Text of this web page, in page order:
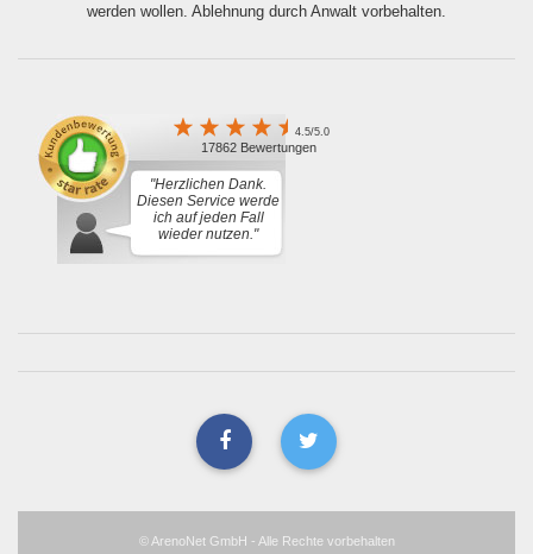
werden wollen. Ablehnung durch Anwalt vorbehalten.
4.5/5.0
17862 Bewertungen
"Herzlichen Dank.
Diesen Service werde
ich auf jeden Fall
wieder nutzen."
© ArenoNet GmbH - Alle Rechte vorbehalten